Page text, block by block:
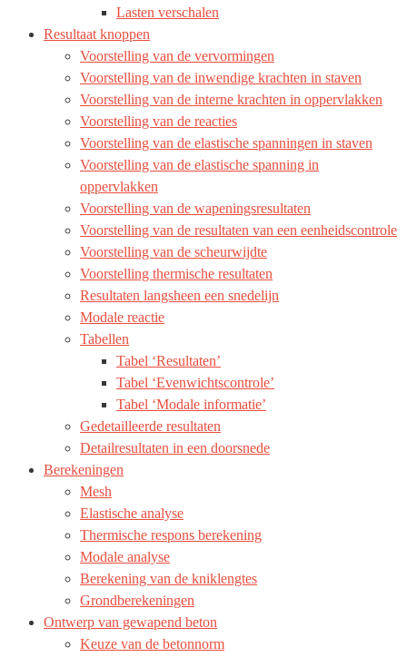
Lasten verschalen
Resultaat knoppen
Voorstelling van de vervormingen
Voorstelling van de inwendige krachten in staven
Voorstelling van de interne krachten in oppervlakken
Voorstelling van de reacties
Voorstelling van de elastische spanningen in staven
Voorstelling van de elastische spanning in
oppervlakken
Voorstelling van de wapeningsresultaten
Voorstelling van de resultaten van een eenheidscontrole
Voorstelling van de scheurwijdte
Voorstelling thermische resultaten
Resultaten langsheen een snedelijn
Modale reactie
Tabellen
Tabel ‘Resultaten’
Tabel ‘Evenwichtscontrole’
Tabel ‘Modale informatie’
Gedetailleerde resultaten
Detailresultaten in een doorsnede
Berekeningen
Mesh
Elastische analyse
Thermische respons berekening
Modale analyse
Berekening van de kniklengtes
Grondberekeningen
Ontwerp van gewapend beton
Keuze van de betonnorm